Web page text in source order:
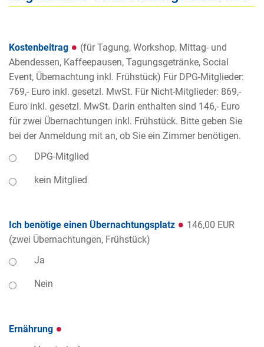
Kostenbeitrag
(für Tagung, Workshop, Mittag- und
Abendessen, Kaffeepausen, Tagungsgetränke, Social
Event, Übernachtung inkl. Frühstück) Für DPG-Mitglieder:
769,- Euro inkl. gesetzl. MwSt. Für Nicht-Mitglieder: 869,-
Euro inkl. gesetzl. MwSt. Darin enthalten sind 146,- Euro
für zwei Übernachtungen inkl. Frühstück. Bitte geben Sie
bei der Anmeldung mit an, ob Sie ein Zimmer benötigen.
DPG-Mitglied
kein Mitglied
Ich benötige einen Übernachtungsplatz
146,00 EUR
(zwei Übernachtungen, Frühstück)
Ja
Nein
Ernährung